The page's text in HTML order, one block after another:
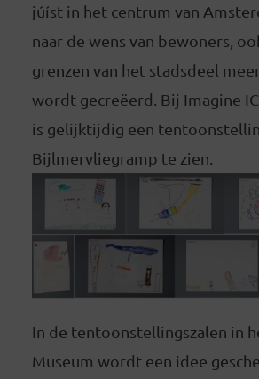
júíst in het centrum van
naar de wens van bewoners,
grenzen van het stadsdeel
wordt gecreëerd. Bij Imagine
is gelijktijdig een
Bijlmervliegramp te zien.
In de tentoonstellingszalen in
Museum wordt een idee